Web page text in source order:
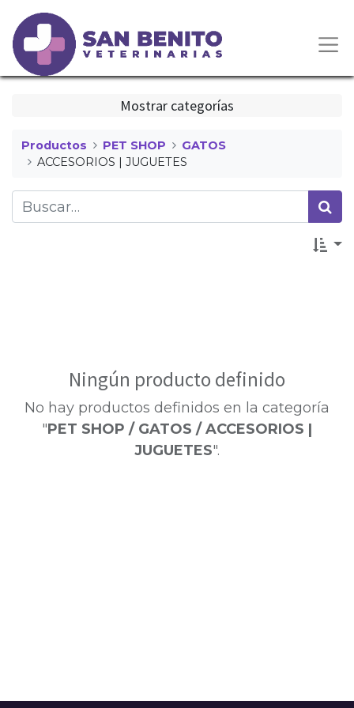
Mostrar categorías
Productos PET SHOP
GATOS
ACCESORIOS | JUGUETES
Ningún producto definido
No hay productos definidos en la categoría
"PET SHOP / GATOS / ACCESORIOS |
JUGUETES".